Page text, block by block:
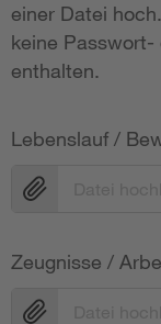
einer Datei
keine
enthalten.
Lebenslauf /
Zeugnisse /